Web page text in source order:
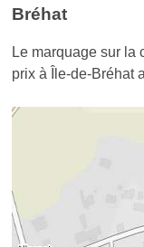
Bréhat
Le marquage sur la
prix à Île-de-Bréhat